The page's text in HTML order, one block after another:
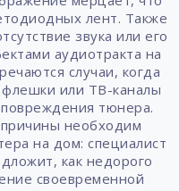
лент. Также
звука или его
аудиотракта на
случаи, когда
флешки или ТВ-каналы
тюнера.
необходим
на дом: специалист
как недорого
своевременной